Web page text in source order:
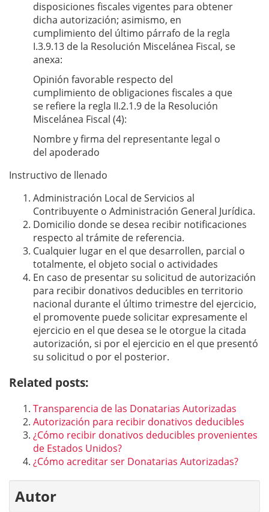
disposiciones ﬁscales vigentes para obtener
dicha autorización; asimismo, en
cumplimiento del último párrafo de la regla
I.3.9.13 de la Resolución Miscelánea Fiscal, se
anexa:
Opinión favorable respecto del
cumplimiento de obligaciones ﬁscales a que
se reﬁere la regla II.2.1.9 de la Resolución
Miscelánea Fiscal (4):
Nombre y ﬁrma del representante legal o
del apoderado
Instructivo de llenado
Administración Local de Servicios al
Contribuyente o Administración General Jurídica.
Domicilio donde se desea recibir notiﬁcaciones
respecto al trámite de referencia.
Cualquier lugar en el que desarrollen, parcial o
totalmente, el objeto social o actividades
En caso de presentar su solicitud de autorización
para recibir donativos deducibles en territorio
nacional durante el último trimestre del ejercicio,
el promovente puede solicitar expresamente el
ejercicio en el que desea se le otorgue la citada
autorización, si por el ejercicio en el que presentó
su solicitud o por el posterior.
Related posts:
Transparencia de las Donatarias Autorizadas
Autorización para recibir donativos deducibles
¿Cómo recibir donativos deducibles provenientes
de Estados Unidos?
¿Cómo acreditar ser Donatarias Autorizadas?
Autor